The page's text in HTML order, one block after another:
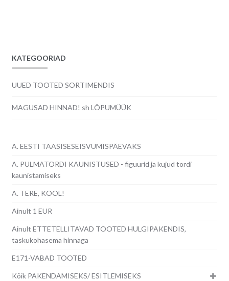
KATEGOORIAD
UUED TOOTED SORTIMENDIS
MAGUSAD HINNAD! sh LÕPUMÜÜK
A. EESTI TAASISESEISVUMISPÄEVAKS
A. PULMATORDI KAUNISTUSED - figuurid ja kujud tordi
kaunistamiseks
A. TERE, KOOL!
Ainult 1 EUR
Ainult ETTETELLITAVAD TOOTED HULGIPAKENDIS,
taskukohasema hinnaga
E171-VABAD TOOTED
Kõik PAKENDAMISEKS/ ESITLEMISEKS